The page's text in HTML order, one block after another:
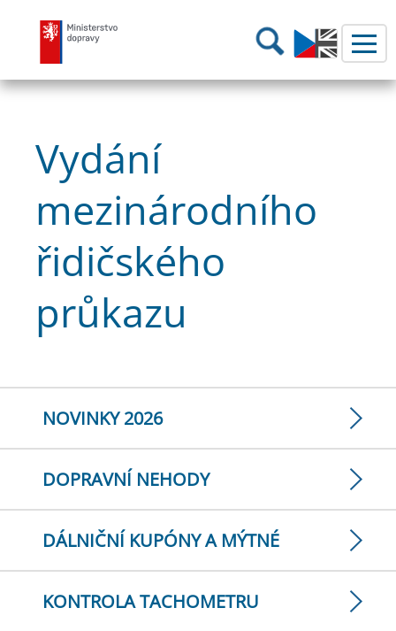
Ministerstvo dopravy Hledání
Vydání
mezinárodního
řidičského
průkazu
NOVINKY 2026
DOPRAVNÍ NEHODY
DÁLNIČNÍ KUPÓNY A MÝTNÉ
KONTROLA TACHOMETRU